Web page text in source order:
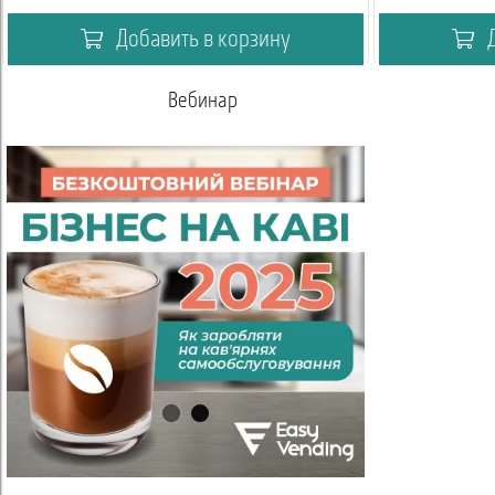
Добавить в корзину
Вебинар